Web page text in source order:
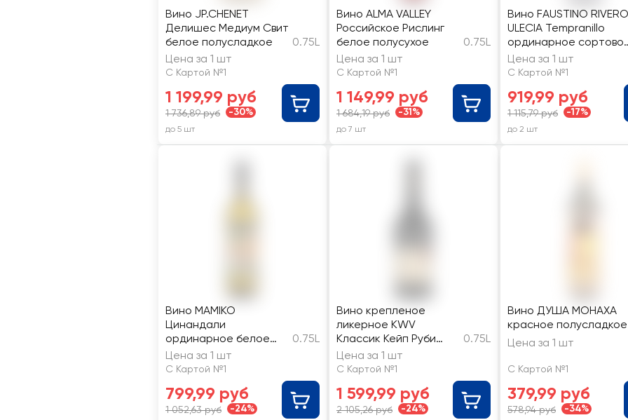
Вино JP.CHENET
Делишес Медиум Свит
белое полусладкое
0.75L
Цена за 1 шт
С Картой №1
1 199,99 руб
1 736,89 руб -30%
до 5 шт
Вино ALMA VALLEY
Российское Рислинг
белое полусухое
0.75L
Цена за 1 шт
С Картой №1
1 149,99 руб
1 684,19 руб -31%
до 7 шт
Вино FAUSTINO RIVERO
ULECIA Tempranillo
ординарное
красное сухое
Цена за 1 шт
С Картой №1
919,99 руб
1 115,79 руб -17%
до 2 шт
Вино MAMIKO
Цинандали
ординарное белое
сухое
0.75L
Цена за 1 шт
С Картой №1
799,99 руб
1 052,63 руб -24%
Вино крепленое
ликерное KWV
Классик Кейп Руби
молодое
0.75L
Цена за 1 шт
С Картой №1
1 599,99 руб
2 105,26 руб -24%
Вино ДУША МОНАХА
красное полусладкое
Цена за 1 шт
С Картой №1
379,99 руб
578,94 руб -34%